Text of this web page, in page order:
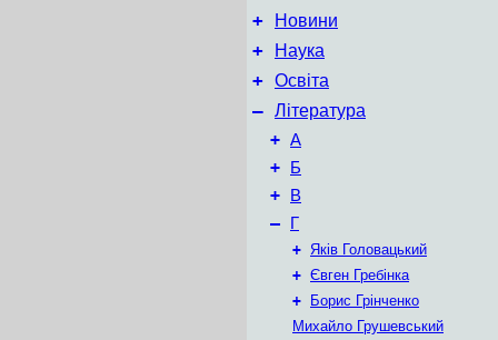
+ Новини
+ Наука
+ Освіта
– Література
+ А
+ Б
+ В
– Г
+ Яків Головацький
+ Євген Гребінка
+
Борис Грінченко
Михайло Грушевський